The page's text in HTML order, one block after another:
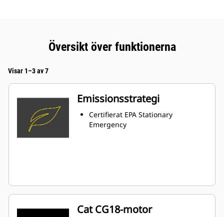
Översikt över funktionerna
Visar 1–3 av 7
Emissionsstrategi
Certifierat EPA Stationary
Emergency
Cat CG18-motor